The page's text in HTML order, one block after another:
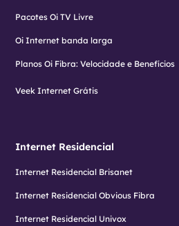
Pacotes Oi TV Livre
Oi Internet banda larga
Planos Oi Fibra: Velocidade e Benefícios
Veek Internet Grátis
Internet Residencial
Internet Residencial Brisanet
Internet Residencial Obvious Fibra
Internet Residencial Univox